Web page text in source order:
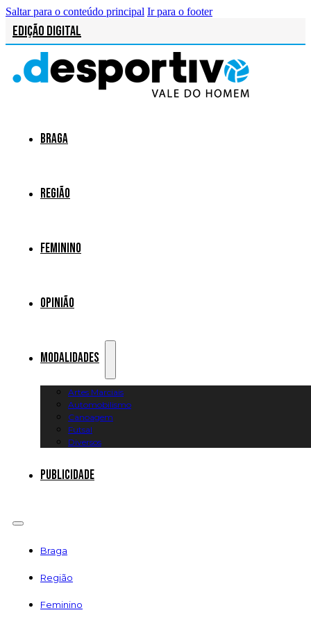
Saltar para o conteúdo principal Ir para o footer
Edição Digital
Braga
Região
Feminino
Opinião
Modalidades
Artes Marciais
Automobilismo
Canoagem
Futsal
Diversos
Publicidade
Braga
Região
Feminino